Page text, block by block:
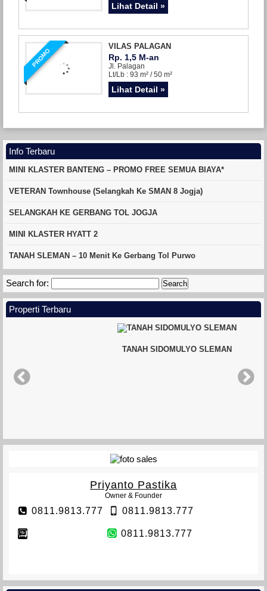
Lihat Detail »
PROMO
VILAS PALAGAN
Rp. 1,5 M-an
Jl. Palagan
Lt/Lb : 93 m² / 50 m²
Lihat Detail »
Info Terbaru
MINI KLASTER BANTENG – PROMO FREE SEMUA BIAYA*
VETERAN Townhouse (Selangkah Ke SMAN 8 Jogja)
SELANGKAH KE GERBANG TOL JOGJA
MINI KLASTER HYATT 2
TANAH SLEMAN – 10 Menit Ke Gerbang Tol Purwo
Search for:
Properti Terbaru
TANAH SIDOMULYO SLEMAN
Priyanto Pastika
Owner & Founder
0811.9813.777 0811.9813.777
0811.9813.777